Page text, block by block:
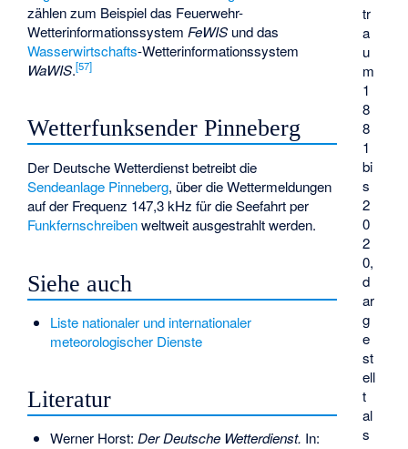
tr
a
u
m
1
8
8
1
bi
s
2
0
2
0,
d
ar
g
e
st
ell
t
al
s
zählen zum Beispiel das Feuerwehr-
Wetterinformationssystem FeWIS und das
Wasserwirtschafts-Wetterinformationssystem
WaWIS.[57]
Wetterfunksender Pinneberg
Der Deutsche Wetterdienst betreibt die
Sendeanlage Pinneberg, über die Wettermeldungen
auf der Frequenz 147,3 kHz für die Seefahrt per
Funkfernschreibenweltweit ausgestrahlt werden.
Siehe auch
Liste nationaler und internationaler
meteorologischer Dienste
Literatur
Werner Horst: Der Deutsche Wetterdienst. In: